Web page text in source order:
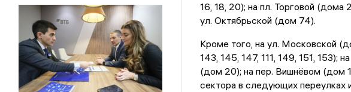
16, 18, 20); на пл. Торговой (дома
ул. Октябрьской (дом 74).
Кроме того, на ул. Московской
143, 145, 147, 111, 149, 151, 153);
(дом 20); на пер. Вишнёвом (дом
сектора в следующих переулках